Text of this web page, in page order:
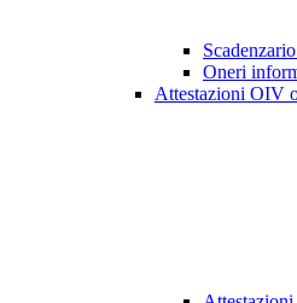
Oneri
Attestazioni OIV